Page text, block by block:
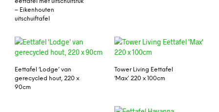
eettafel met uitschuifstuk
– Eikenhouten
uitschuiftafel
Eettafel ‘Lodge’ van
gerecycled hout, 220 x
90cm
Tower Living Eettafel
‘Max’ 220 x 100cm